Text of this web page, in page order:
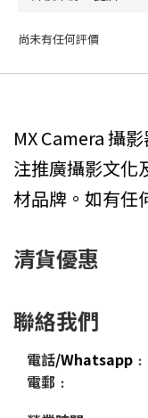
尚未有任何評價
MX Camera 攝
注推廣攝影文化
材品牌。如有任
清貨優惠
聯絡我們
電話/Whatsapp ﹕
電郵﹕